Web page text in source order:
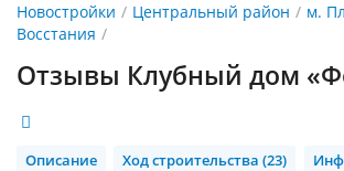
Новостройки Центральный район
м.
Восстания
Отзывы Клубный дом
Описание Ход строительства (23)